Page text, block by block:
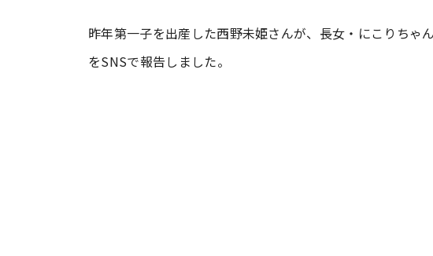
昨年第一子を出産した西野未姫さんが、長女・にこりちゃ
をSNSで報告しました。